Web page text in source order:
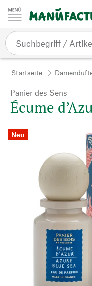
Zum Inhalt springen
Startseite
Panier des Sens
Écume
Neu